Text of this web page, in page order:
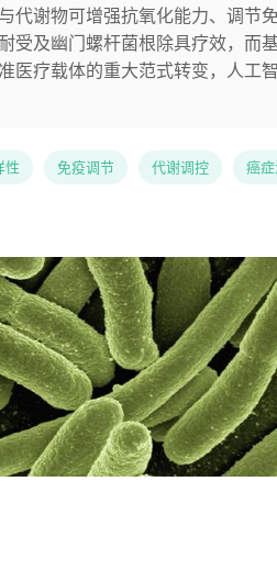
代谢物可增强抗氧化能力、调节
受及幽门螺杆菌根除具疗效，而
医疗载体的重大范式转变，人工
性 免疫调节 代谢调控 癌